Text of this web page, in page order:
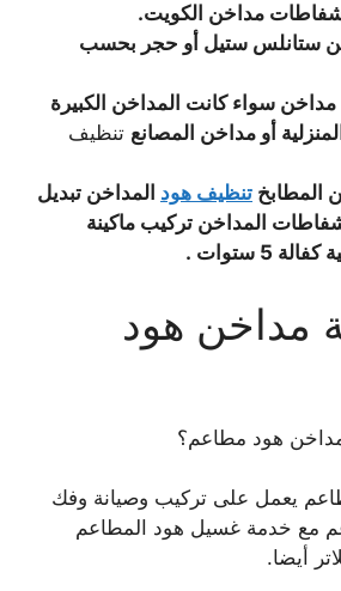
مداخن الكويت.
ستانلس ستيل أو حجر بحسب
سواء كانت المداخن الكبيرة
أو مداخن المصانع تنظيف
المطابخ تنظيف هود المداخن تبديل
شفاطات المداخن تركيب ماكينة
5 ستوات .
مداخن هود
هود مطاعم؟
يعمل على تركيب وصيانة وفك
مع خدمة غسيل هود المطاعم
أيضا.